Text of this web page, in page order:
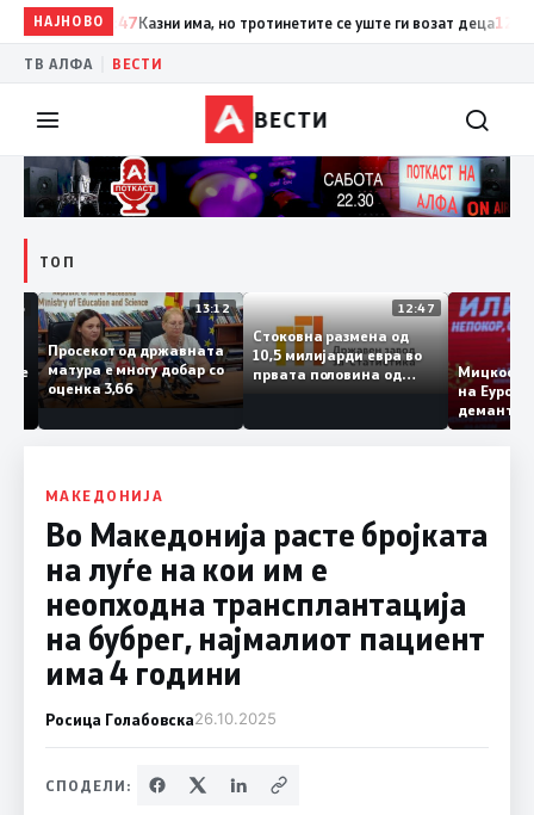
НАЈНОВО
12:47Казни има, но тротинетите се уште ги возат деца 12:47
ТВ АЛФА ВЕСТИ
ВЕСТИ
ТОП
13:45
се
3.000
13:12
Просекот од државната
матура е многу добар со
оценка 3,66
12:47
Стоковна размена од
10,5 милијарди евра во
првата половина од
годината – Македонија
на
МАКЕДОНИЈА
Во Македонија расте бројката
на луѓе на кои им е
неопходна трансплантација
на бубрег, најмалиот пациент
има 4 години
Росица Голабовска26.10.2025
СПОДЕЛИ: